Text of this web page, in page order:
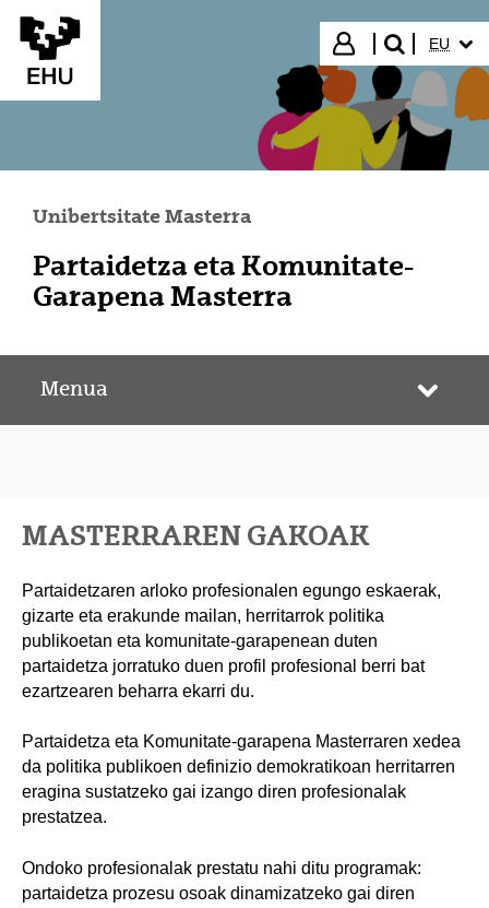
Eduki nagusira joan
Hasi saioa
bilatu"
EU
Unibertsitate Masterra
Partaidetza eta Komunitate-
Garapena Masterra
Menua
MASTERRAREN GAKOAK
Partaidetzaren arloko profesionalen egungo eskaerak,
gizarte eta erakunde mailan, herritarrok politika
publikoetan eta komunitate-garapenean duten
partaidetza jorratuko duen profil profesional berri bat
ezartzearen beharra ekarri du.
Partaidetza eta Komunitate-garapena Masterraren xedea
da politika publikoen definizio demokratikoan herritarren
eragina sustatzeko gai izango diren profesionalak
prestatzea.
Ondoko profesionalak prestatu nahi ditu programak:
partaidetza prozesu osoak dinamizatzeko gai diren